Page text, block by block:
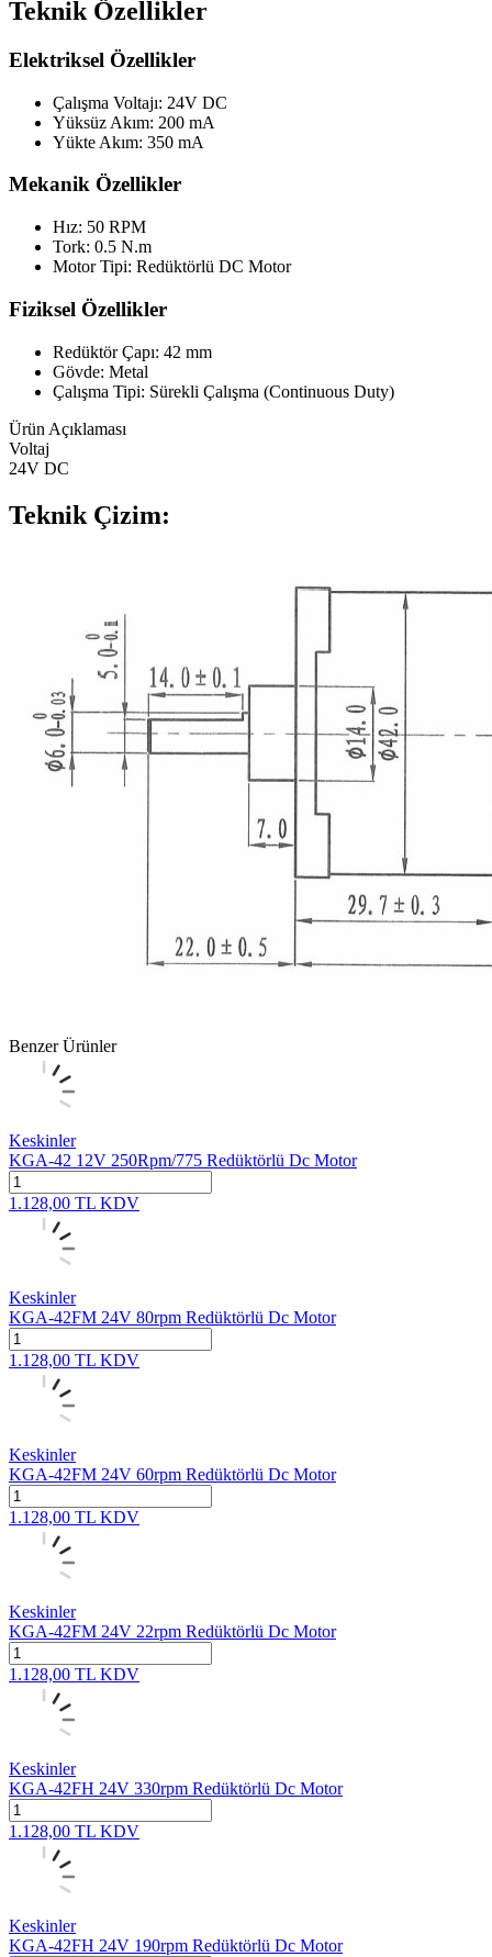
Teknik Özellikler
Elektriksel Özellikler
Çalışma Voltajı: 24V DC
Yüksüz Akım: 200 mA
Yükte Akım: 350 mA
Mekanik Özellikler
Hız: 50 RPM
Tork: 0.5 N.m
Motor Tipi: Redüktörlü DC Motor
Fiziksel Özellikler
Redüktör Çapı: 42 mm
Gövde: Metal
Çalışma Tipi: Sürekli Çalışma (Continuous Duty)
Ürün Açıklaması
Voltaj
24V DC
Teknik Çizim:
Benzer Ürünler
Keskinler
KGA-42 12V 250Rpm/775 Redüktörlü Dc Motor
1.128,00 TL KDV
Keskinler
KGA-42FM 24V 80rpm Redüktörlü Dc Motor
1.128,00 TL KDV
Keskinler
KGA-42FM 24V 60rpm Redüktörlü Dc Motor
1.128,00 TL KDV
Keskinler
KGA-42FM 24V 22rpm Redüktörlü Dc Motor
1.128,00 TL KDV
Keskinler
KGA-42FH 24V 330rpm Redüktörlü Dc Motor
1.128,00 TL KDV
Keskinler
KGA-42FH 24V 190rpm Redüktörlü Dc Motor